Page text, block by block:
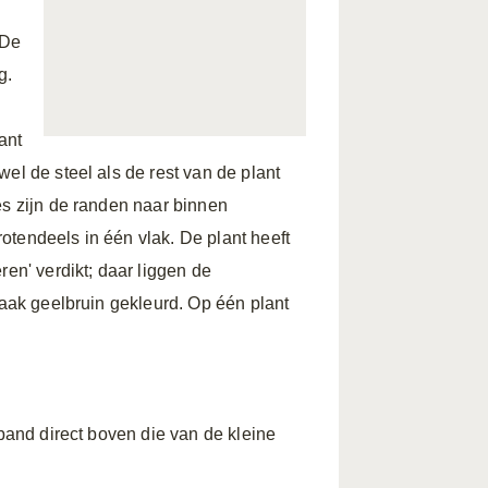
de steel als de rest van de plant
zijn de randen naar binnen
in één vlak. De plant heeft
verdikt; daar liggen de
geelbruin gekleurd. Op één plant
direct boven die van de kleine